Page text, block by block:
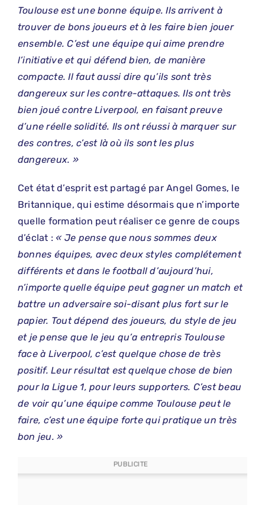
Toulouse est une bonne équipe. Ils arrivent à
trouver de bons joueurs et à les faire bien jouer
ensemble. C’est une équipe qui aime prendre
l’initiative et qui défend bien, de manière
compacte. Il faut aussi dire qu’ils sont très
dangereux sur les contre-attaques. Ils ont très
bien joué contre Liverpool, en faisant preuve
d’une réelle solidité. Ils ont réussi à marquer sur
des contres, c’est là où ils sont les plus
dangereux. »
Cet état d’esprit est partagé par Angel Gomes, le
Britannique, qui estime désormais que n’importe
quelle formation peut réaliser ce genre de coups
d’éclat : « Je pense que nous sommes deux
bonnes équipes, avec deux styles complétement
différents et dans le football d’aujourd’hui,
n’importe quelle équipe peut gagner un match et
battre un adversaire soi-disant plus fort sur le
papier. Tout dépend des joueurs, du style de jeu
et je pense que le jeu qu’a entrepris Toulouse
face à Liverpool, c’est quelque chose de très
positif. Leur résultat est quelque chose de bien
pour la Ligue 1, pour leurs supporters. C’est beau
de voir qu’une équipe comme Toulouse peut le
faire, c’est une équipe forte qui pratique un très
bon jeu. »
PUBLICITE